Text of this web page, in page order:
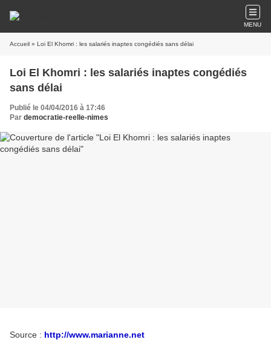
MENU
Accueil » Loi El Khomri : les salariés inaptes congédiés sans délai
Loi El Khomri : les salariés inaptes congédiés
sans délai
Publié le 04/04/2016 à 17:46
Par democratie-reelle-nimes
Source : http://www.marianne.net